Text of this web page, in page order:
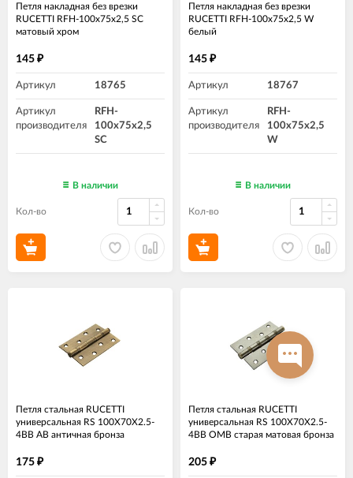
Петля накладная без врезки
RUCETTI RFH-100х75х2,5 SC
матовый хром
145 ₽
Артикул 18765
Артикул
производителя
RFH-
100х75х2,5
SC
В наличии
Кол-во
Петля накладная без врезки
RUCETTI RFH-100х75х2,5 W
белый
145 ₽
Артикул 18767
Артикул
производителя
RFH-
100х75х2,5
W
В наличии
Кол-во
Петля стальная RUCETTI
универсальная RS 100X70X2.5-
4BB AB античная бронза
175 ₽
Петля стальная RUCETTI
универсальная RS 100X70X2.5-
4BB OMB старая матовая бронза
205 ₽